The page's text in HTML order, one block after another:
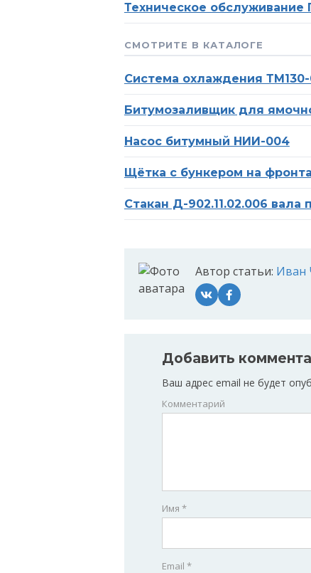
Техническое
СМОТРИТЕ В КАТАЛОГЕ
Система охлаждения
Битумозаливщик для
Насос битумный НИИ-004
Щётка с бункером на
Стакан Д-902.11.02.006 вала
Автор статьи: Иван
Добавить
Ваш адрес email не будет
Комментарий
Имя*
Email*